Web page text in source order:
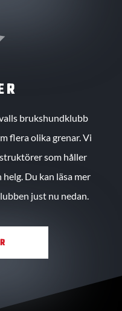
brukshundklubb
flera olika grenar. Vi
som håller
Du kan läsa mer
just nu nedan.